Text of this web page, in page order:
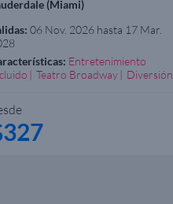
(Miami)
06 Nov. 2026 hasta 17 Mar.
Entretenimiento
Teatro Broadway
Diversión